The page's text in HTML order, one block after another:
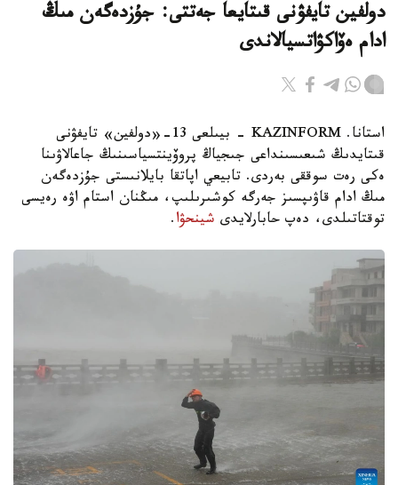
دولفين تايفۋنى قىتايعا جەتتى: جۇزدەگەن مىڭ
ادام ەۆاكۋاتسيالاندى
استانا. KAZINFORM - بيىلعى 13-«دولفين» تايفۋنى
قىتايدىڭ شىعىسىنداعى جىجياڭ پروۆينتسياسىنىڭ جاعالاۋىنا
ەكى رەت سوققى بەردى. تابيعي اپاتقا بايلانىستى جۇزدەگەن
مىڭ ادام قاۋىپسىز جەرگە كوشىرىلىپ، مىڭنان استام اۋە رەيسى
توقتاتىلدى، دەپ حابارلايدى شينحۋا.